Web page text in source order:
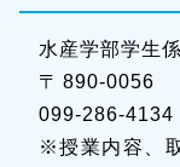
水産学部学生係
〒890-0056
099-286-4134
※授業内容、